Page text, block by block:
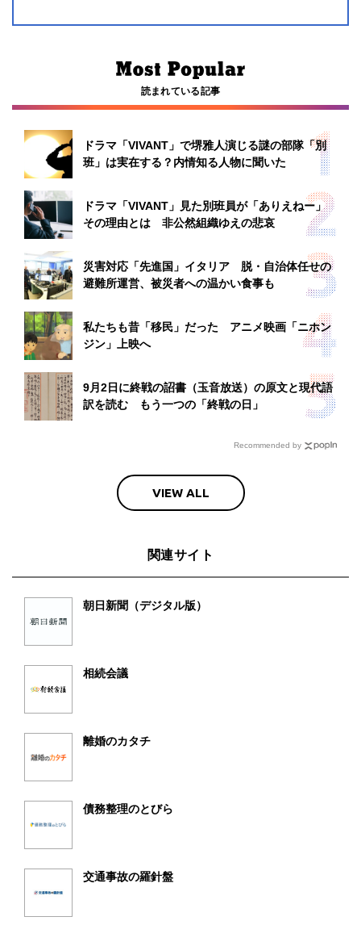
読まれている記事
ドラマ「VIVANT」で堺雅人演じる謎の部隊「別
班」は実在する？内情知る人物に聞いた
ドラマ「VIVANT」見た別班員が「ありえねー」
その理由とは 非公然組織ゆえの悲哀
災害対応「先進国」イタリア 脱・自治体任せの
避難所運営、被災者への温かい食事も
私たちも昔「移民」だった アニメ映画「ニホン
ジン」上映へ
9月2日に終戦の詔書（玉音放送）の原文と現代語
訳を読む もう一つの「終戦の日」
Recommended by
VIEW ALL
関連サイト
朝日新聞（デジタル版）
相続会議
離婚のカタチ
債務整理のとびら
交通事故の羅針盤